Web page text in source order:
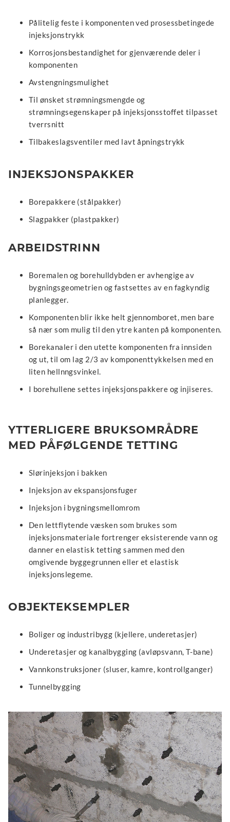
Pålitelig feste i komponenten ved prosessbetingede
injeksjonstrykk
Korrosjonsbestandighet for gjenværende deler i
komponenten
Avstengningsmulighet
Til ønsket strømningsmengde og
strømningsegenskaper på injeksjonsstoffet tilpasset
tverrsnitt
Tilbakeslagsventiler med lavt åpningstrykk
INJEKSJONSPAKKER
Borepakkere (stålpakker)
Slagpakker (plastpakker)
ARBEIDSTRINN
Boremalen og borehulldybden er avhengige av
bygningsgeometrien og fastsettes av en fagkyndig
planlegger.
Komponenten blir ikke helt gjennomboret, men bare
så nær som mulig til den ytre kanten på komponenten.
Borekanaler i den utette komponenten fra innsiden
og ut, til om lag 2/3 av komponenttykkelsen med en
liten hellnngsvinkel.
I borehullene settes injeksjonspakkere og injiseres.
YTTERLIGERE BRUKSOMRÅDRE
MED PÅFØLGENDE TETTING
Slørinjeksjon i bakken
Injeksjon av ekspansjonsfuger
Injeksjon i bygningsmellomrom
Den lettflytende væsken som brukes som
injeksjonsmateriale fortrenger eksisterende vann og
danner en elastisk tetting sammen med den
omgivende byggegrunnen eller et elastisk
injeksjonslegeme.
OBJEKTEKSEMPLER
Boliger og industribygg (kjellere, underetasjer)
Underetasjer og kanalbygging (avløpsvann, T-bane)
Vannkonstruksjoner (sluser, kamre, kontrollganger)
Tunnelbygging